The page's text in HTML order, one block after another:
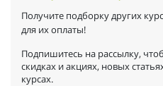
Получите подборку других
для их оплаты!
Подпишитесь на рассылку,
скидках и акциях, новых
курсах.